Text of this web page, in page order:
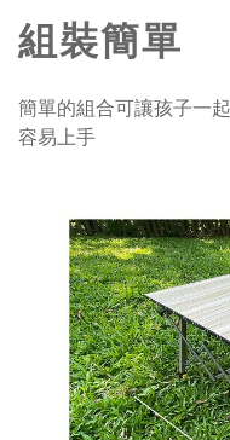
組裝簡單
簡單的組合可讓孩子一
容易上手